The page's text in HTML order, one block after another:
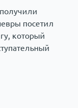
посетил
который